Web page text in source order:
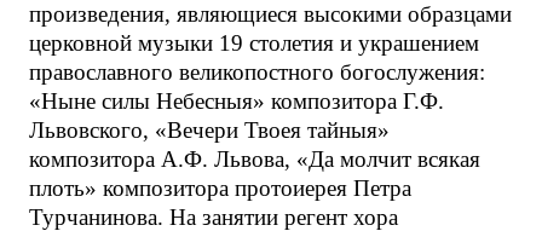
произведения, являющиеся высокими образцами
церковной музыки 19 столетия и украшением
православного великопостного богослужения:
«Ныне силы Небесныя» композитора Г.Ф.
Львовского, «Вечери Твоея тайныя»
композитора А.Ф. Львова, «Да молчит всякая
плоть» композитора протоиерея Петра
Турчанинова. На занятии регент хора